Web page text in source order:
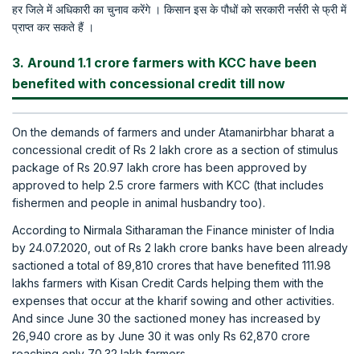
हर जिले में अधिकारी का चुनाव करेंगे । किसान इस के पौधों को सरकारी नर्सरी से फ्री में
प्राप्त कर सकते हैं ।
3. Around 1.1 crore farmers with KCC have been
benefited with concessional credit till now
On the demands of farmers and under Atamanirbhar bharat a
concessional credit of Rs 2 lakh crore as a section of stimulus
package of Rs 20.97 lakh crore has been approved by
approved to help 2.5 crore farmers with KCC (that includes
fishermen and people in animal husbandry too).
According to Nirmala Sitharaman the Finance minister of India
by 24.07.2020, out of Rs 2 lakh crore banks have been already
sactioned a total of 89,810 crores that have benefited 111.98
lakhs farmers with Kisan Credit Cards helping them with the
expenses that occur at the kharif sowing and other activities.
And since June 30 the sactioned money has increased by
26,940 crore as by June 30 it was only Rs 62,870 crore